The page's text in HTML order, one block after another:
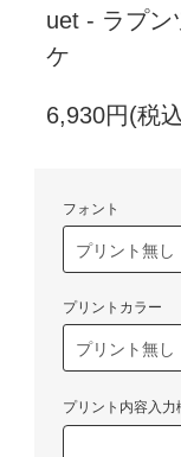
uet - ラプン
ケ
6,930円(税
フォント
プリントカラー
プリント内容入